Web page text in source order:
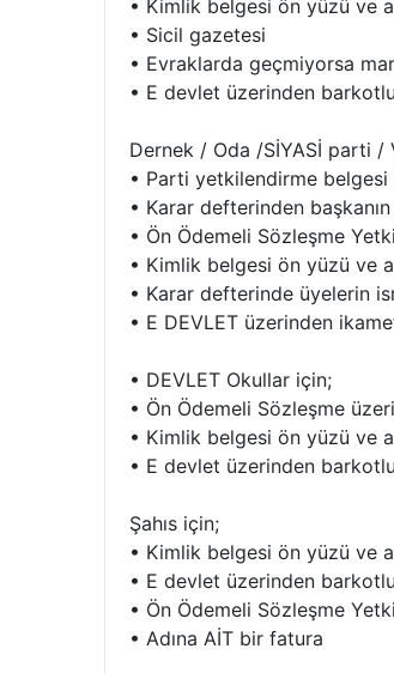
• Kimlik belgesi ön yüzü ve
• Sicil gazetesi
• Evraklarda geçmiyorsa
• E devlet üzerinden
Dernek / Oda /SİYASİ parti /
• Parti yetkilendirme belgesi
• Karar defterinden
• Ön Ödemeli Sözleşme
• Kimlik belgesi ön yüzü ve
• Karar defterinde üyelerin
• E DEVLET üzerinden
• DEVLET Okullar için;
• Ön Ödemeli Sözleşme
• Kimlik belgesi ön yüzü ve
• E devlet üzerinden
Şahıs için;
• Kimlik belgesi ön yüzü ve
• E devlet üzerinden
• Ön Ödemeli Sözleşme
• Adına AİT bir fatura